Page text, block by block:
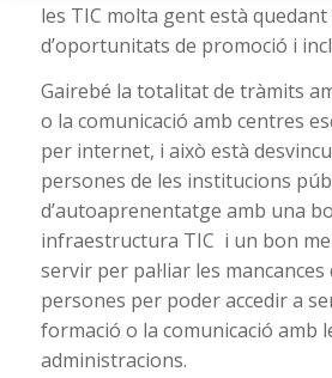
les TIC molta gent està
d’oportunitats de promoció i
Gairebé la totalitat de tràmits
o la comunicació amb centres
per internet, i això està
persones de les institucions
d’autoaprenentatge amb una
infraestructura TIC i un bon
servir per pal·liar les
persones per poder accedir a
formació o la comunicació amb
administracions.